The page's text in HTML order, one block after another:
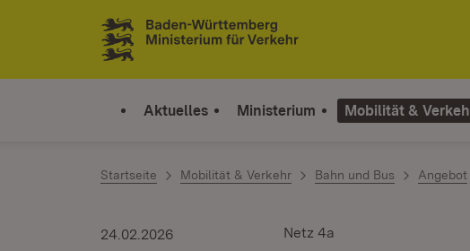
Zum Inhalt springen
Link zur Startseite
Aktuelles Ministerium Mobilität &
Startseite Mobilität & Verkehr Bahn und Bus Angebot
Netz 4a
24.02.2026